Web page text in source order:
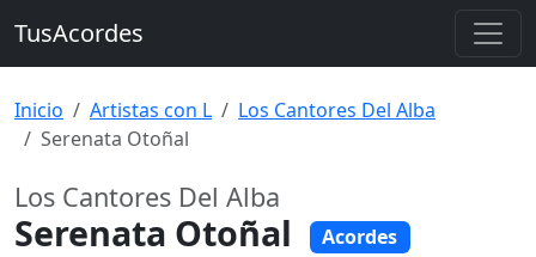
TusAcordes
Inicio Artistas con L
Los Cantores Del Alba
Serenata Otoñal
Los Cantores Del Alba
Serenata Otoñal Acordes